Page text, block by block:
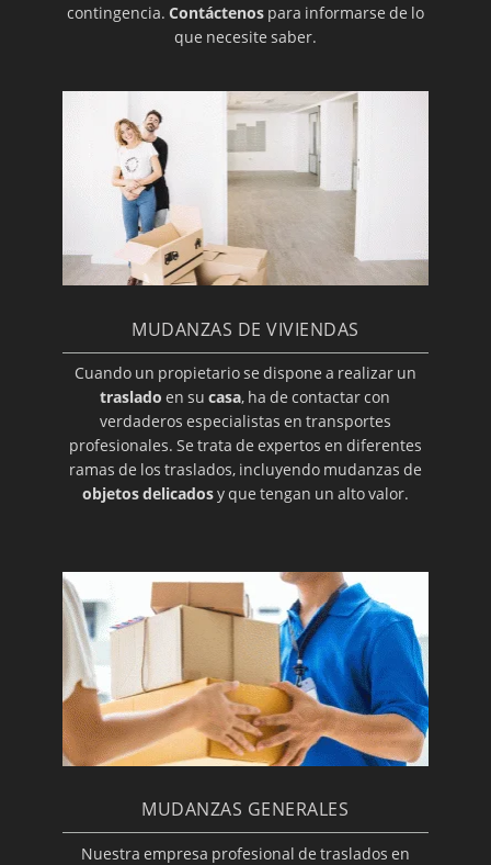
contingencia. Contáctenospara informarse de lo
que necesite saber.
MUDANZAS DE VIVIENDAS
Cuando un propietario se dispone a realizar un
traslado en sucasa, ha de contactar con
verdaderos especialistas en transportes
profesionales. Se trata de expertos en diferentes
ramas de los traslados, incluyendo mudanzas de
objetos delicadosy que tengan un alto valor.
MUDANZAS GENERALES
Nuestra empresa profesional de traslados en